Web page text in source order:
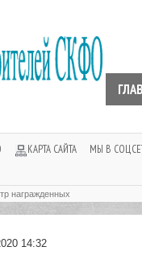
КАРТА САЙТА МЫ В
награжденных
14:32